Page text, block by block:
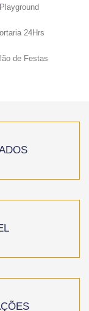
Playground
24Hrs
de Festas